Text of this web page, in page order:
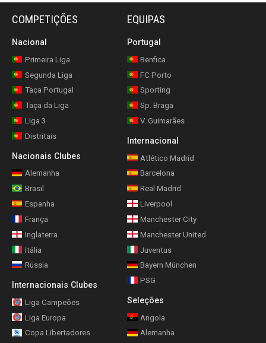
COMPETIÇÕES
Nacional
Primeira Liga
Segunda Liga
Taça Portugal
Taça da Liga
Liga 3
Distritais
Nacionais Clubes
Alemanha
Brasil
Espanha
França
Inglaterra
Itália
Rússia
Internacionais Clubes
Liga Campeões
Liga Europa
Copa Libertadores
EQUIPAS
Portugal
Benfica
FC Porto
Sporting
Sp. Braga
V. Guimarães
Internacional
Atlético Madrid
Barcelona
Real Madrid
Liverpool
Manchester City
Manchester United
Juventus
Bayern München
PSG
Seleções
Angola
Alemanha